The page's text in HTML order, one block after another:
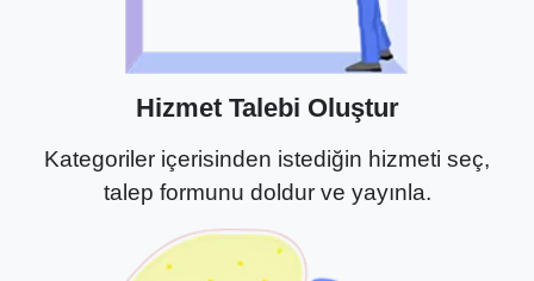
Hizmet Talebi Oluştur
Kategoriler içerisinden istediğin hizmeti seç,
talep formunu doldur ve yayınla.